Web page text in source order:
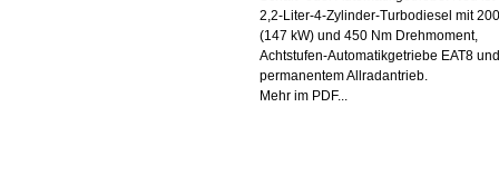
2,2-Liter-4-Zylinder-Turbodiesel mit
(147 kW) und 450 Nm Drehmoment,
Achtstufen-Automatikgetriebe EAT8 und
permanentem Allradantrieb.
Mehr im PDF...